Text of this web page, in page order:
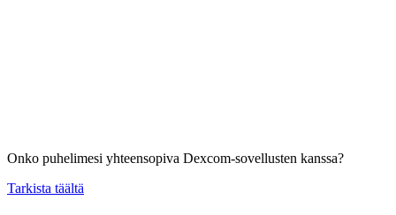
Onko puhelimesi yhteensopiva Dexcom-sovellusten kanssa?
Tarkista täältä